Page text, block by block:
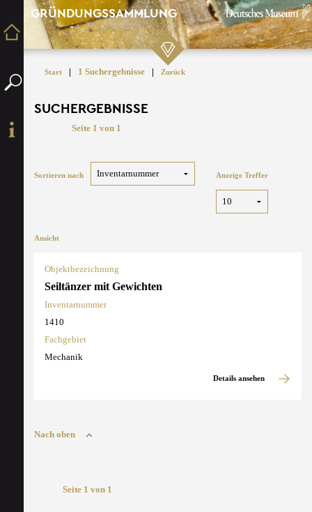
GRÜNDUNGSSAMMLUNG
Start | 1 Suchergebnisse | Zurück
SUCHERGEBNISSE
Seite 1 von 1
Sortieren nach Anzeige Treffer
Ansicht
Objektbezeichnung
Seiltänzer mit Gewichten
Inventarnummer
1410
Fachgebiet
Mechanik
Details ansehen
Nach oben
Seite 1 von 1